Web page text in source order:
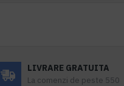
LIVRARE GRATUITA
La comenzi de peste 550